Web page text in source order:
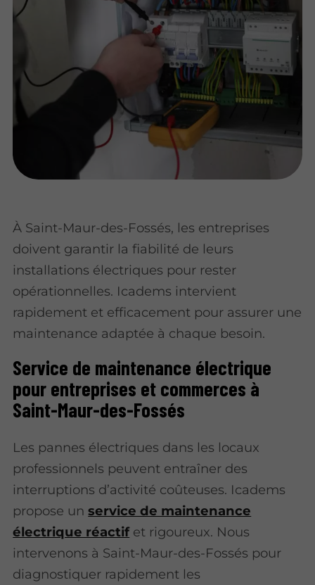
À Saint-Maur-des-Fossés, les entreprises
doivent garantir la fiabilité de leurs
installations électriques pour rester
opérationnelles. Icadems intervient
rapidement et efficacement pour assurer une
maintenance adaptée à chaque besoin.
Service de maintenance électrique
pour entreprises et commerces à
Saint-Maur-des-Fossés
Les pannes électriques dans les locaux
professionnels peuvent entraîner des
interruptions d’activité coûteuses. Icadems
propose unservice de maintenance
électrique réactif et rigoureux. Nous
intervenons à Saint-Maur-des-Fossés pour
diagnostiquer rapidement les